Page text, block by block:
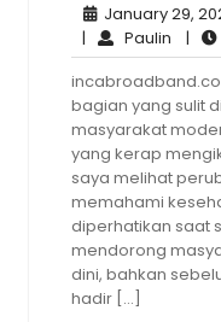
January 29,
| Paulin Paulin
|
bagian yang sulit
masyarakat
yang kerap
saya melihat
memahami
diperhatikan saat
mendorong
dini, bahkan
hadir […]